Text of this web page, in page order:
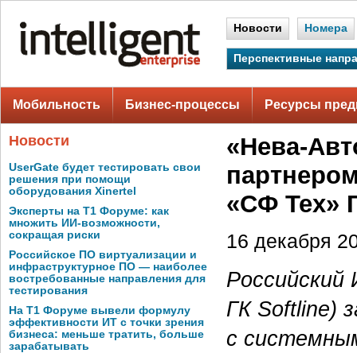
Новости Номера
Перспективные
Мобильность Бизнес-процессы Ресурсы
Новости
UserGate будет тестировать свои
решения при помощи
оборудования Xinertel
Эксперты на Т1 Форуме: как
множить ИИ-возможности,
сокращая риски
Российское ПО виртуализации и
инфраструктурное ПО — наиболее
востребованные направления для
тестирования
На Т1 Форуме вывели формулу
эффективности ИТ с точки зрения
бизнеса: меньше тратить, больше
зарабатывать
«Нева-
«СФ Тех»
16 декабря
ГК Softline)
с